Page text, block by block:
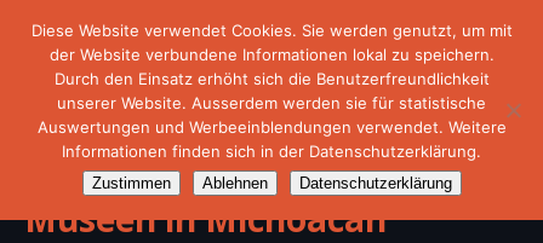
Museen in Michoacán
Diese Website verwendet Cookies. Sie werden genutzt, um mit
der Website verbundene Informationen lokal zu speichern.
Durch den Einsatz erhöht sich die Benutzerfreundlichkeit
unserer Website. Ausserdem werden sie für statistische
Auswertungen und Werbeeinblendungen verwendet. Weitere
Informationen finden sich in der Datenschutzerklärung.
Zustimmen Ablehnen Datenschutzerklärung